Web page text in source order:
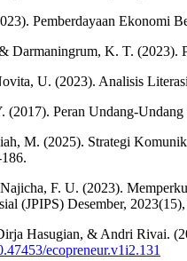
Pemberdayaan Ekonomi
Darmaningrum, K. T. (2023).
U. (2023). Analisis
(2017). Peran Undang-
M. (2025). Strategi
F. U. (2023).
(JPIPS) Desember,
Hasugian, & Andri Rivai.
ecopreneur.v1i2.131